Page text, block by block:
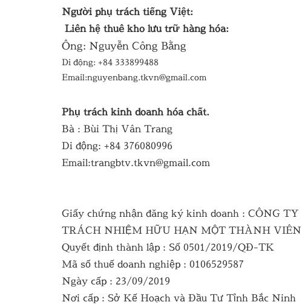
Người phụ trách tiếng Việt:
Liên hệ thuê kho lưu trữ hàng hóa:
Ông: Nguyễn Công Bằng
Di động: +84 333899488
Email:nguyenbang.tkvn@gmail.com
Phụ trách kinh doanh hóa chất.
Bà : Bùi Thị Vân Trang
Di động: +84 376080996
Email:trangbtv.tkvn@gmail.com
Giấy chứng nhận đăng ký kinh doanh : CÔNG TY
TRÁCH NHIỆM HỮU HẠN MỘT THÀNH VIÊN
Quyết định thành lập : Số 0501/2019/QĐ-TK
Mã số thuế doanh nghiệp : 0106529587
Ngày cấp : 23/09/2019
Nơi cấp : Sở Kế Hoạch và Đầu Tư Tỉnh Bắc Ninh